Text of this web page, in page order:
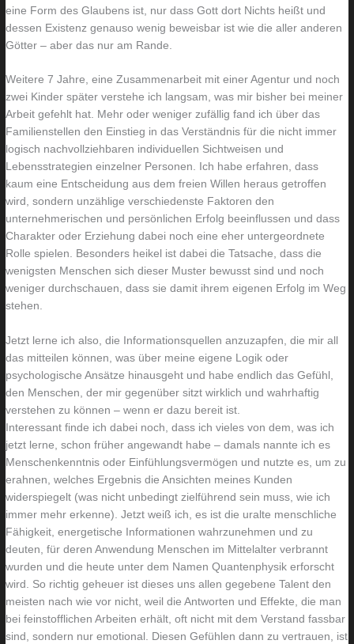
eine Form des Glaubens ist, nur dass Gott dort Nichts heißt und
dessen Existenz genauso wenig beweisbar ist wie die aller anderen
Götter – aber das nur am Rande.
Weitere 7 Jahre, eine Zusammenarbeit mit einer Agentur und noch
zwei Kinder später verstehe ich langsam, was mir bisher bei meiner
Arbeit gefehlt hat. Mehr oder weniger zufällig fand ich über das
Familienstellen den Einstieg in das Verständnis für die nicht immer
logisch nachvollziehbaren individuellen Sichtweisen und
Lebensstrategien einzelner Personen. Ich habe erfahren, dass
kaum eine Entscheidung aus dem freien Willen heraus getroffen
wird, sondern unzählige verschiedenste Faktoren den
unternehmerischen und persönlichen Erfolg beeinflussen und dass
Charakter oder Erziehung dabei noch eine eher untergeordnete
Rolle spielen. Besonders heikel ist dabei die Tatsache, dass die
wenigsten Menschen sich dieser Muster bewusst sind und noch
weniger durchschauen, dass sie damit ihrem eigenen Erfolg im Weg
stehen.
Jetzt lerne ich also, die Informationsquellen anzuzapfen, die mir all
das mitteilen können, was über meine eigene Logik oder
psychologische Ansätze hinausgeht und habe endlich das Gefühl,
den Menschen, der mir gegenüber sitzt wirklich und wahrhaftig
verstehen zu können – wenn er dazu bereit ist.
Interessant finde ich dabei noch, dass ich vieles von dem, was ich
jetzt lerne, schon früher angewandt habe – damals nannte ich es
Menschenkenntnis oder Einfühlungsvermögen und nutzte es, um zu
erahnen, welches Ergebnis die Ansichten meines Kunden
widerspiegelt (was nicht unbedingt zielführend sein muss, wie ich
immer mehr erkenne). Jetzt weiß ich, es ist die uralte menschliche
Fähigkeit, energetische Informationen wahrzunehmen und zu
deuten, für deren Anwendung Menschen im Mittelalter verbrannt
wurden und die heute unter dem Namen Quantenphysik erforscht
wird. So richtig geheuer ist dieses uns allen gegebene Talent den
meisten nach wie vor nicht, weil die Antworten und Effekte, die man
bei feinstofflichen Arbeiten erhält, oft nicht mit dem Verstand fassbar
sind, sondern nur emotional. Diesen Gefühlen dann zu vertrauen, ist